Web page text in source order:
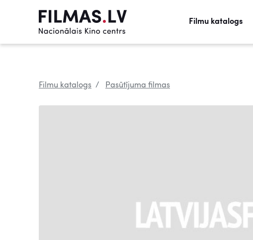
Filmu katalogs
Filmu katalogs Pasūtījuma filmas